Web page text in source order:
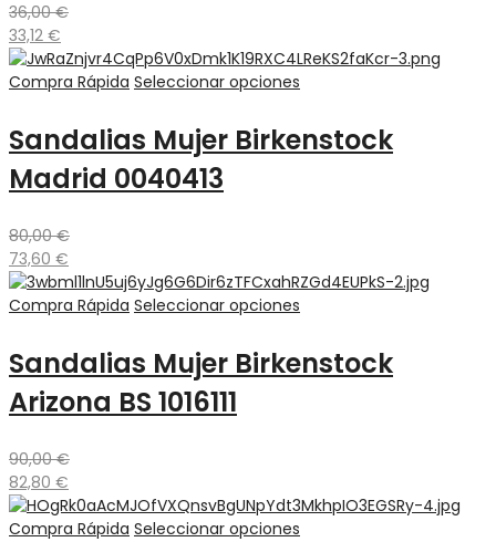
36,00€
33,12 €
Compra Rápida Seleccionar opciones
Sandalias Mujer Birkenstock
Madrid 0040413
80,00€
73,60 €
Compra Rápida Seleccionar opciones
Sandalias Mujer Birkenstock
Arizona BS 1016111
90,00€
82,80 €
Compra Rápida Seleccionar opciones